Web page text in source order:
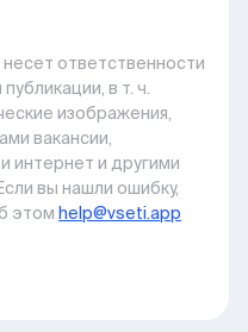
ответственности
в т. ч.
изображения,
вакансии,
интернет и другими
вы нашли ошибку,
этом help@vseti.app